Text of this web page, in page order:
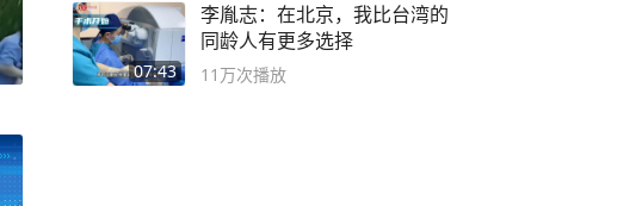
07:43
李胤志：在北京，我比台湾的
同龄人有更多选择
11万次播放